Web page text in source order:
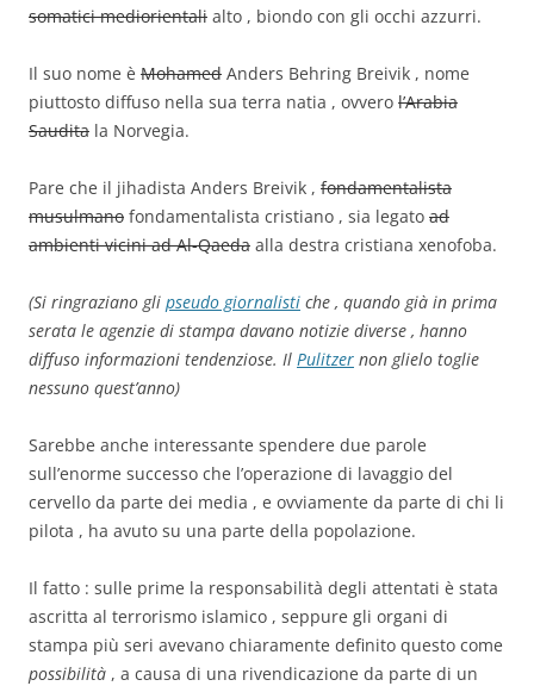
somatici mediorientali alto , biondo con gli occhi azzurri.
Il suo nome è Mohamed Anders Behring Breivik , nome
piuttosto diffuso nella sua terra natia , ovvero l’Arabia
Saudita la Norvegia.
Pare che il jihadista Anders Breivik , fondamentalista
musulmano fondamentalista cristiano , sia legato ad
ambienti vicini ad Al-Qaeda alla destra cristiana xenofoba.
(Si ringraziano gli pseudo giornalisti che , quando già in prima
serata le agenzie di stampa davano notizie diverse , hanno
diffuso informazioni tendenziose. Il Pulitzer non glielo toglie
nessuno quest’anno)
Sarebbe anche interessante spendere due parole
sull’enorme successo che l’operazione di lavaggio del
cervello da parte dei media , e ovviamente da parte di chi li
pilota , ha avuto su una parte della popolazione.
Il fatto : sulle prime la responsabilità degli attentati è stata
ascritta al terrorismo islamico , seppure gli organi di
stampa più seri avevano chiaramente definito questo come
possibilità , a causa di una rivendicazione da parte di un